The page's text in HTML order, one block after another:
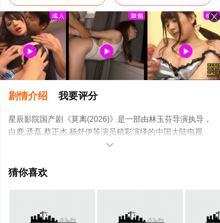
剧情介绍 我要评分
星辰影院国产剧《莫离(2026)》是一部由林玉芬导演执导，
白鹿,丞磊,蔡正杰,杨舒伊等演员精彩演绎的中国大陆电视
剧，大结局剧情已揭晓（第40集已完结），手机免费观看
息可移步至豆瓣电视剧、电视猫或剧情网等平台了解。

猜你喜欢